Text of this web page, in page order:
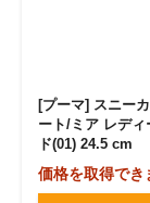
[プーマ] スニー
ート/ミア レデ
ド(01) 24.5 cm
価格を取得でき